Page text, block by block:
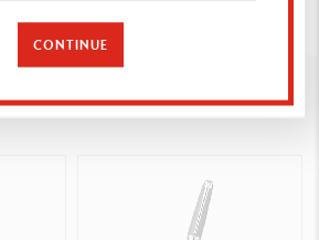
Gewicht: 38 g
Messing, mit satiniertem Lack überzogen
Signatur (lackiertes Hexagon in Vert de
CONTINUE